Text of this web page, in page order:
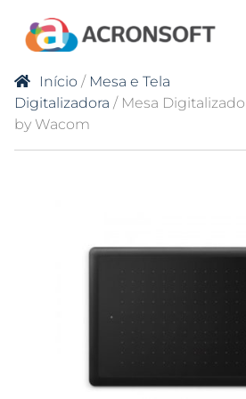
Início / Mesa e Tela
Digitalizadora / Mesa
by Wacom